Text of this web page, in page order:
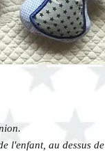
l'enfant, au dessus de